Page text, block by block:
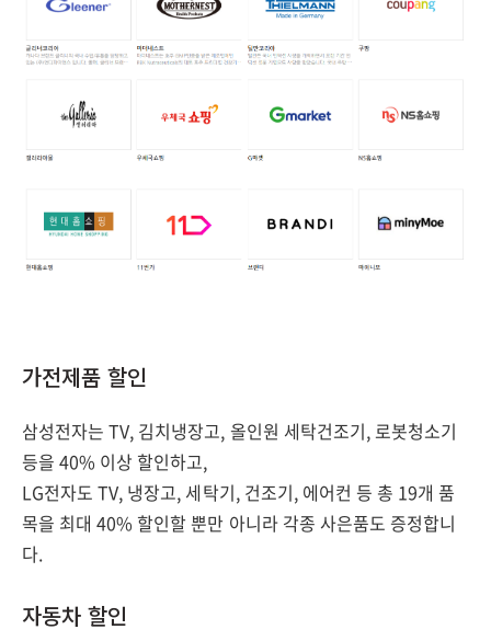
가전제품 할인
삼성전자는 TV, 김치냉장고, 올인원 세탁건조기, 로봇청소기
등을 40% 이상 할인하고,
LG전자도 TV, 냉장고, 세탁기, 건조기, 에어컨 등 총 19개 품
목을 최대 40% 할인할 뿐만 아니라 각종 사은품도 증정합니
다.
자동차 할인